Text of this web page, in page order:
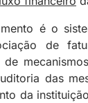
é o
de
das
da